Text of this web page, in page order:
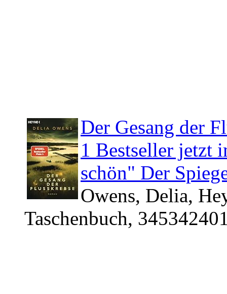
Der Gesang der
1 Bestseller jetzt
schön" Der
Owens, Delia,
Taschenbuch,